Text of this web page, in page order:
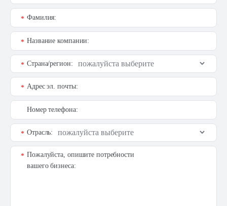
Фамилия:
*
Название компании:
*
Страна/регион:
*
Адрес эл. почты:
*
Номер телефона:
Отрасль:
*
Пожалуйста, опишите потребности
вашего бизнеса:
*